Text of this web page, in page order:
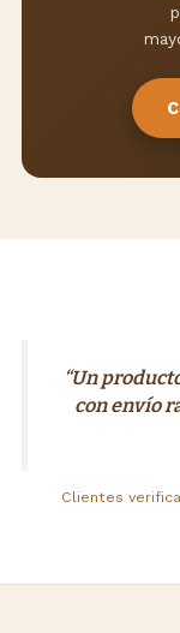
“Un
con envío
Clientes